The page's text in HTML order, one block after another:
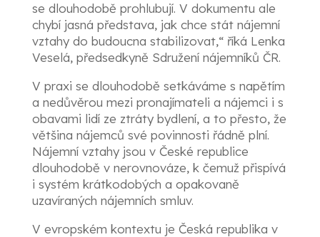
se dlouhodobě prohlubují. V dokumentu ale
chybí jasná představa, jak chce stát nájemní
vztahy do budoucna stabilizovat,“ říká Lenka
Veselá, předsedkyně Sdružení nájemníků ČR.
V praxi se dlouhodobě setkáváme s napětím
a nedůvěrou mezi pronajímateli a nájemci i s
obavami lidí ze ztráty bydlení, a to přesto, že
většina nájemců své povinnosti řádně plní.
Nájemní vztahy jsou v České republice
dlouhodobě v nerovnováze, k čemuž přispívá
i systém krátkodobých a opakovaně
uzavíraných nájemních smluv.
V evropském kontextu je Česká republika v